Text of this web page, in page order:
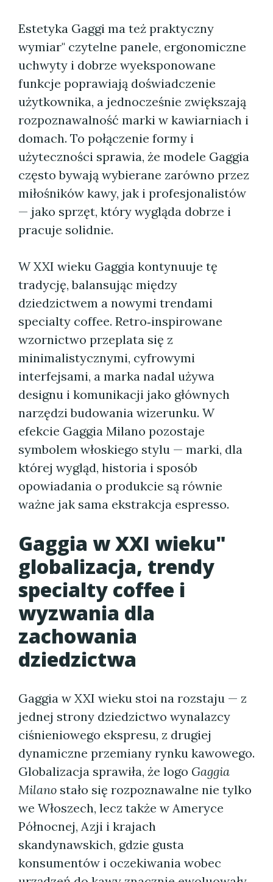
Estetyka Gaggi ma też praktyczny
wymiar" czytelne panele, ergonomiczne
uchwyty i dobrze wyeksponowane
funkcje poprawiają doświadczenie
użytkownika, a jednocześnie zwiększają
rozpoznawalność marki w kawiarniach i
domach. To połączenie formy i
użyteczności sprawia, że modele Gaggia
często bywają wybierane zarówno przez
miłośników kawy, jak i profesjonalistów
— jako sprzęt, który wygląda dobrze i
pracuje solidnie.
W XXI wieku Gaggia kontynuuje tę
tradycję, balansując między
dziedzictwem a nowymi trendami
specialty coffee. Retro‑inspirowane
wzornictwo przeplata się z
minimalistycznymi, cyfrowymi
interfejsami, a marka nadal używa
designu i komunikacji jako głównych
narzędzi budowania wizerunku. W
efekcie Gaggia Milano pozostaje
symbolem włoskiego stylu — marki, dla
której wygląd, historia i sposób
opowiadania o produkcie są równie
ważne jak sama ekstrakcja espresso.
Gaggia w XXI wieku"
globalizacja, trendy
specialty coffee i
wyzwania dla
zachowania
dziedzictwa
Gaggia w XXI wieku stoi na rozstaju — z
jednej strony dziedzictwo wynalazcy
ciśnieniowego ekspresu, z drugiej
dynamiczne przemiany rynku kawowego.
Globalizacja sprawiła, że logo Gaggia
Milano stało się rozpoznawalne nie tylko
we Włoszech, lecz także w Ameryce
Północnej, Azji i krajach
skandynawskich, gdzie gusta
konsumentów i oczekiwania wobec